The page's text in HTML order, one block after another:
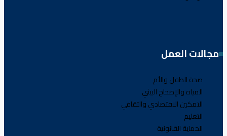
مجالات العمل
صحة الطفل والأم
المياه والإصحاح البيئي
التمكين الاقتصادي والثقافي
التعليم
الحماية القانونية